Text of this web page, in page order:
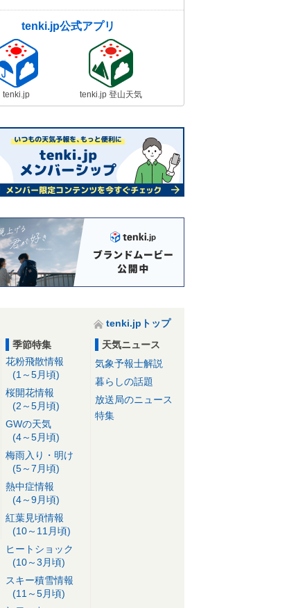
tenki.jp公式アプリ
tenki.jp tenki.jp 登山天気
tenki.jpトップ
季節特集
花粉飛散情報
(1～5月頃)
桜開花情報
(2～5月頃)
GWの天気
(4～5月頃)
梅雨入り・明け
(5～7月頃)
熱中症情報
(4～9月頃)
紅葉見頃情報
(10～11月頃)
ヒートショック
(10～3月頃)
スキー積雪情報
(11～5月頃)
天気ニュース
気象予報士解説
暮らしの話題
放送局のニュース
特集